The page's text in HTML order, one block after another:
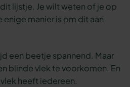
lijstje. Je wilt weten of je op
manier is om dit aan
een beetje spannend. Maar
blinde vlek te voorkomen. En
heeft iedereen.